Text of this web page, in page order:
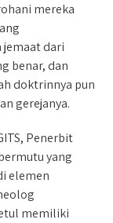
mereka
jemaat dari
benar, dan
doktrinnya pun
gerejanya.
Penerbit
yang
elemen
memiliki